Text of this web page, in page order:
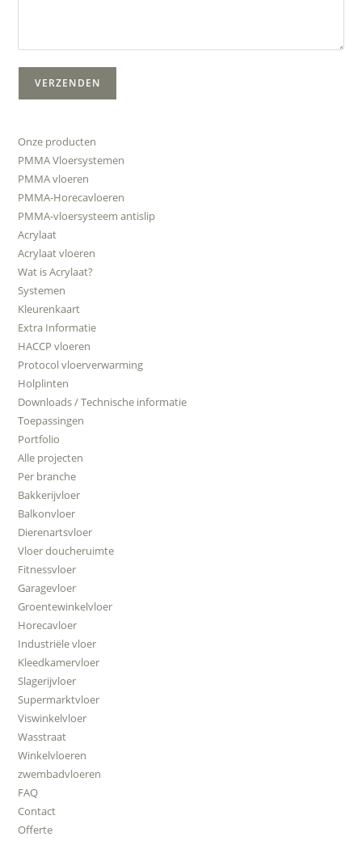
Onze producten
PMMA Vloersystemen
PMMA vloeren
PMMA-Horecavloeren
PMMA-vloersysteem antislip
Acrylaat
Acrylaat vloeren
Wat is Acrylaat?
Systemen
Kleurenkaart
Extra Informatie
HACCP vloeren
Protocol vloerverwarming
Holplinten
Downloads / Technische informatie
Toepassingen
Portfolio
Alle projecten
Per branche
Bakkerijvloer
Balkonvloer
Dierenartsvloer
Vloer doucheruimte
Fitnessvloer
Garagevloer
Groentewinkelvloer
Horecavloer
Industriële vloer
Kleedkamervloer
Slagerijvloer
Supermarktvloer
Viswinkelvloer
Wasstraat
Winkelvloeren
zwembadvloeren
FAQ
Contact
Offerte